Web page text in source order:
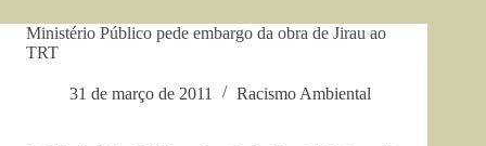
Ministério Público pede embargo da obra de Jirau ao
TRT
31 de março de 2011 Racismo Ambiental